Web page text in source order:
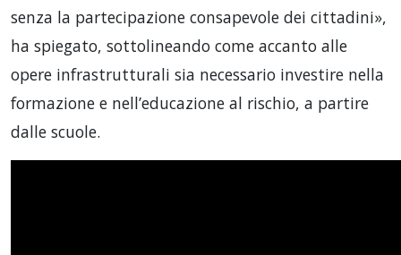
senza la partecipazione consapevole dei cittadini»,
ha spiegato, sottolineando come accanto alle
opere infrastrutturali sia necessario investire nella
formazione e nell’educazione al rischio, a partire
dalle scuole.